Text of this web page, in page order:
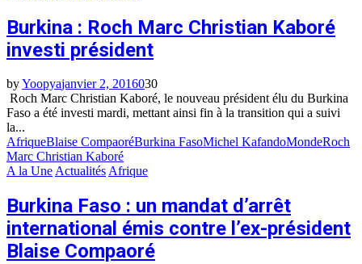
Burkina : Roch Marc Christian Kaboré
investi président
byYoopyajanvier 2, 2016030
Roch Marc Christian Kaboré, le nouveau président élu du Burkina
Faso a été investi mardi, mettant ainsi fin à la transition qui a suivi
la...
AfriqueBlaise CompaoréBurkina FasoMichel KafandoMondeRoch
Marc Christian Kaboré
A la UneActualitésAfrique
Burkina Faso : un mandat d’arrêt
international émis contre l’ex-président
Blaise Compaoré